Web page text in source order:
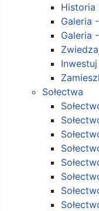
Historia
Galeria
Galeria
Sołectwa